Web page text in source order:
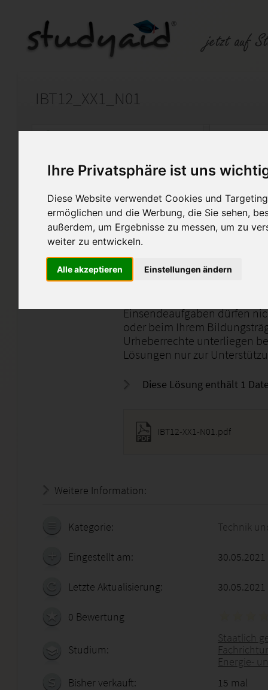
Ihre Privatsphäre ist uns
Diese Website verwendet Cookies und
ermöglichen und die Werbung, die Sie sehen,
außerdem, um Ergebnisse zu messen, um zu
weiter zu entwickeln.
Alle akzeptieren Einstellungen ändern
IBT12_XX1_N01
Auf StudyAid.de verkaufen
Startseite Technik und Informatik
Allgemeine Leittechnik
Lösungen zur
SGD zum Vergleichen mit
Die Arbeit wurde mit der
Lernheft-Code:
Einsendeaufgaben dürfen
oder beim Ihrem
Urheberrechte unterliegen
Lösungen nur zur
Diese Lösung enthält 1
IBT12-XX1-N01.pdf
Weitere Information:
Kategorie: Technik
Eingestellt am:
Letzte Aktualisierung: 30.05.2021
0 Bewertung
Studium:
Staatlich
Energie-
Bisher verkauft:
15 mal